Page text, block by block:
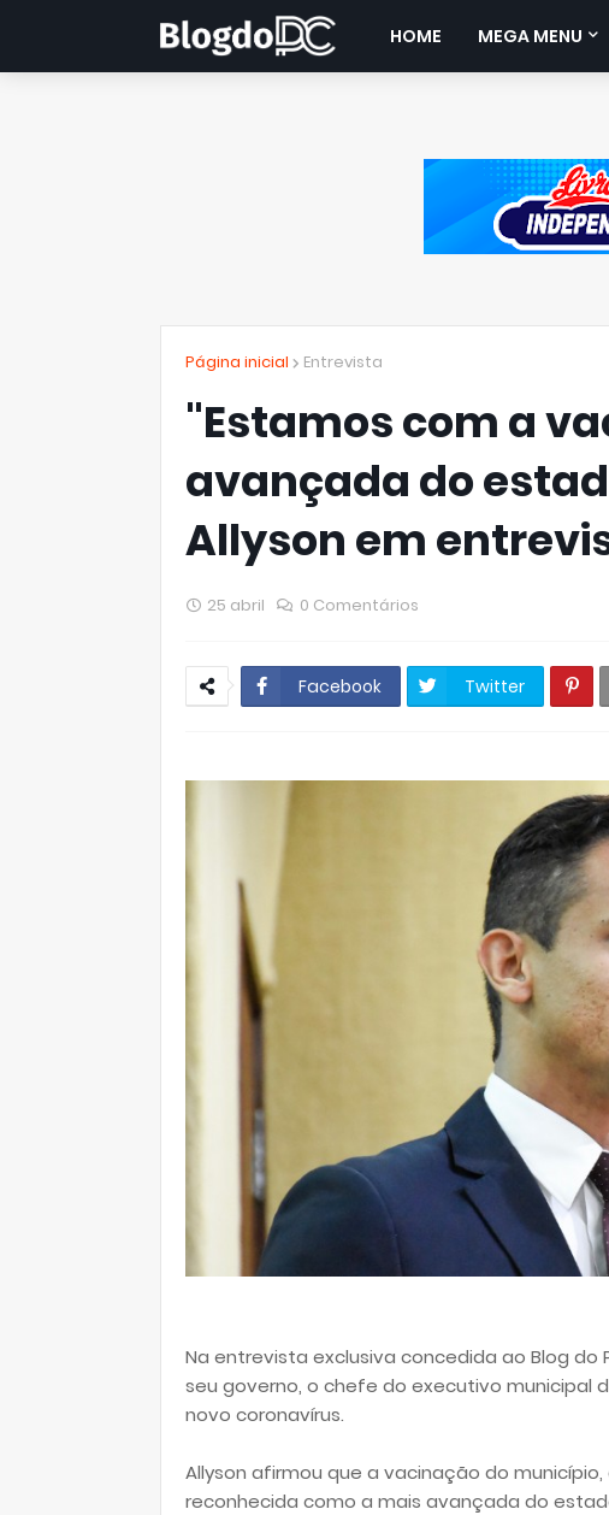
HOME MEGA MENU
Página inicial Entrevista
"Estamos com a
avançada do
Allyson em
25 abril 0 Comentários
Facebook Twitter
Na entrevista exclusiva concedida ao Blog do
seu governo, o chefe do executivo
novo coronavírus.
Allyson afirmou que a vacinação do
reconhecida como a mais avançada do